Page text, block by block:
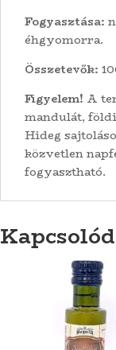
Fogyasztása:
éhgyomorra.
Összetevők:
Figyelem! A
mandulát,
Hideg
közvetlen
fogyasztható.